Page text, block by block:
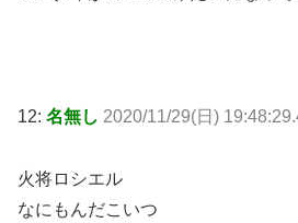
12: 名無し 2020/11/29(日)
火将ロシエル
なにもんだこいつ